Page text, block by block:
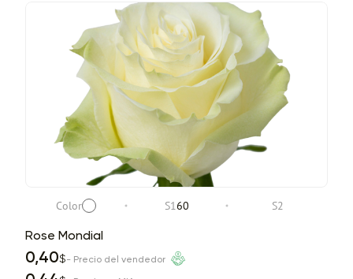
Color S160 S2
Rose Mondial
0,40$- Precio del vendedor